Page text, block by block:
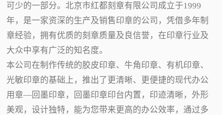
可少的一部分。北京市红都刻章有限公司成立于1999
年，是一家资深的生产及销售印章的公司，凭借多年制
章经验，拥有优质的刻章质量及良信誉，在印章行业及
大众中享有广泛的知名度。
本公司在制作传统的胶皮印章、牛角印章、有机印章、
光敏印章的基础上，推出了更清晰、更便捷的现代办公
用章—回墨印章，回墨印章印台内置，印迹清晰，外形
美观，设计独特，能为您带来更高的办公效率，通过多